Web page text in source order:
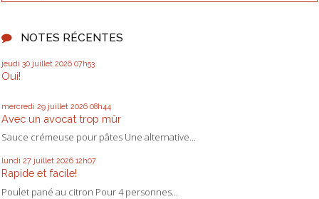
NOTES RÉCENTES
jeudi 30 juillet 2026 07h53
Oui!
mercredi 29 juillet 2026 08h44
Avec un avocat trop mûr
Sauce crémeuse pour pâtes Une alternative...
lundi 27 juillet 2026 12h07
Rapide et facile!
Poulet pané au citron Pour 4 personnes...